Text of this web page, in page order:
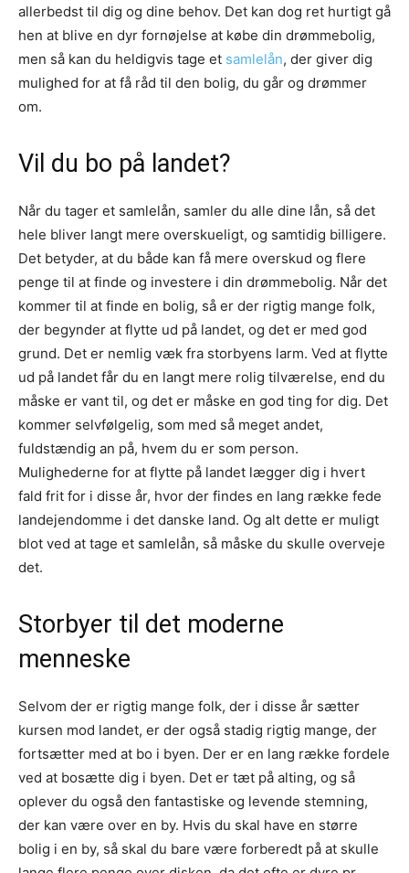
allerbedst til dig og dine behov. Det kan dog ret hurtigt gå
hen at blive en dyr fornøjelse at købe din drømmebolig,
men så kan du heldigvis tage et samlelån, der giver dig
mulighed for at få råd til den bolig, du går og drømmer
om.
Vil du bo på landet?
Når du tager et samlelån, samler du alle dine lån, så det
hele bliver langt mere overskueligt, og samtidig billigere.
Det betyder, at du både kan få mere overskud og flere
penge til at finde og investere i din drømmebolig. Når det
kommer til at finde en bolig, så er der rigtig mange folk,
der begynder at flytte ud på landet, og det er med god
grund. Det er nemlig væk fra storbyens larm. Ved at flytte
ud på landet får du en langt mere rolig tilværelse, end du
måske er vant til, og det er måske en god ting for dig. Det
kommer selvfølgelig, som med så meget andet,
fuldstændig an på, hvem du er som person.
Mulighederne for at flytte på landet lægger dig i hvert
fald frit for i disse år, hvor der findes en lang række fede
landejendomme i det danske land. Og alt dette er muligt
blot ved at tage et samlelån, så måske du skulle overveje
det.
Storbyer til det moderne
menneske
Selvom der er rigtig mange folk, der i disse år sætter
kursen mod landet, er der også stadig rigtig mange, der
fortsætter med at bo i byen. Der er en lang række fordele
ved at bosætte dig i byen. Det er tæt på alting, og så
oplever du også den fantastiske og levende stemning,
der kan være over en by. Hvis du skal have en større
bolig i en by, så skal du bare være forberedt på at skulle